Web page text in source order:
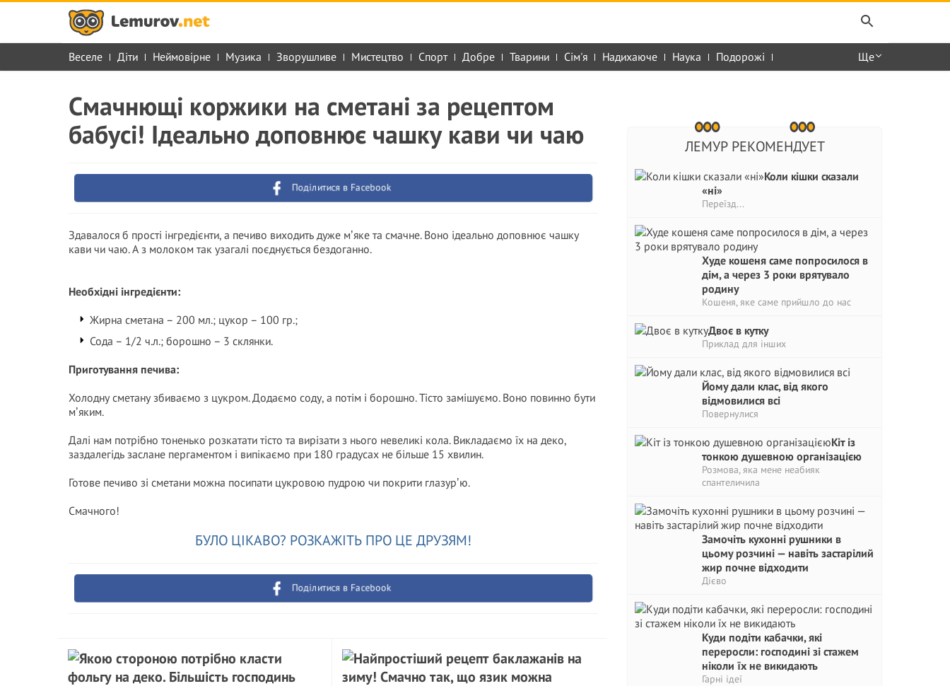
Веселе Діти Неймовірне Музика Зворушливе Мистецтво Спорт Добре Тварини Сім'я Надихаюче Наука Подорожі Ще
ЛЕМУР РЕКОМЕНДУЕТ
Коли кішки сказали
«ні»
Переїзд...
Худе кошеня саме попросилося в
дім, а через 3 роки врятувало
родину
Кошеня, яке саме прийшло до нас
Двоє в кутку
Приклад для інших
Йому дали клас, від якого
відмовилися всі
Повернулися
Кіт із
тонкою душевною організацією
Розмова, яка мене неабияк
спантеличила
Замочіть кухонні рушники в
цьому розчині — навіть застарілий
жир почне відходити
Дієво
Куди подіти кабачки, які
переросли: господині зі стажем
ніколи їх не викидають
Гарні ідеї
Cмачнющі коржики на сметані за рецептом
бабусі! Ідеально доповнює чашку кави чи чаю
Поділитися в Facebook
Здавалося б прості інгредієнти, а печиво виходить дуже мʼяке та смачне. Воно ідеально доповнює чашку
кави чи чаю. А з молоком так узагалі поєднується бездоганно.
Необхідні інгредієнти:
Жирна сметана – 200 мл.; цукор – 100 гр.;
Сода – 1/2 ч.л.; борошно – 3 склянки.
Приготування печива:
Холодну сметану збиваємо з цукром. Додаємо соду, а потім і борошно. Тісто замішуємо. Воно повинно бути
мʼяким.
Далі нам потрібно тоненько розкатати тісто та вирізати з нього невеликі кола. Викладаємо їх на деко,
заздалегідь заслане пергаментом і випікаємо при 180 градусах не більше 15 хвилин.
Готове печиво зі сметани можна посипати цукровою пудрою чи покрити глазурʼю.
Смачного!
БУЛО ЦІКАВО? РОЗКАЖІТЬ ПРО ЦЕ ДРУЗЯМ!
Поділитися в Facebook